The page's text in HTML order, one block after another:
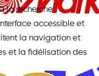
la recherche
accessible et
la navigation et
et la fidélisation des